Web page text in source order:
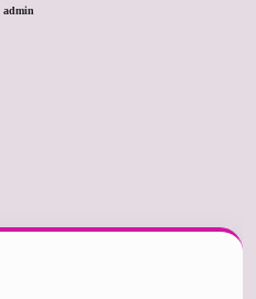
admin